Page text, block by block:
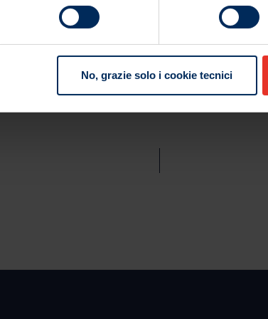
No, grazie solo i cookie tecnici
dei progetti solidali dedicati alle famiglie di coloro
Network ha preso parte all’annuale cena di
sostegno a chi crea valore per il territorio in cui
all’interesse delle comunità di riferimento, come
Responsibility.